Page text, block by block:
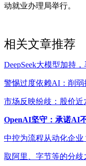
动就业办理局举行。
相关文章推荐
DeepSeek大模型加持
警惕过度依赖AI：削
市场反映纷歧：股价近
OpenAI坚守：承诺AI
中控为流程从动化企业
取阿里、字节等的分歧